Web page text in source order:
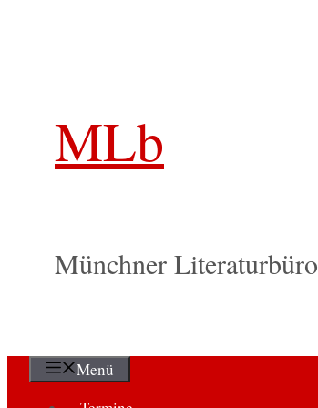
MLb
Münchner Literaturbüro
Menü